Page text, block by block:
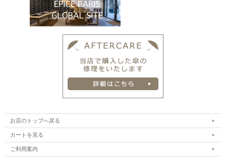
お店のトップへ戻る
カートを見る
ご利用案内